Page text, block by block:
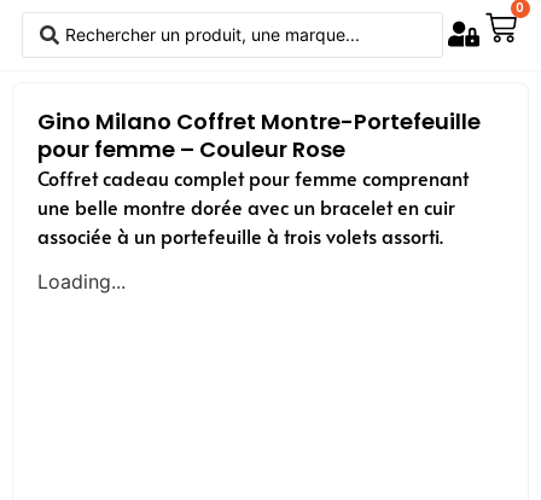
0
Gino Milano Coffret Montre-Portefeuille
pour femme – Couleur Rose
Coffret cadeau complet pour femme comprenant
une belle montre dorée avec un bracelet en cuir
associée à un portefeuille à trois volets assorti.
Loading...